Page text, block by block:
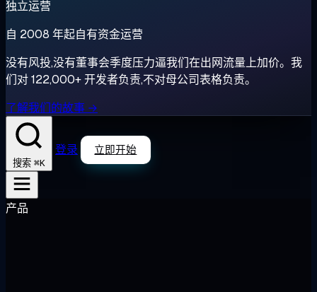
独立运营
自 2008 年起自有资金运营
没有风投,没有董事会季度压力逼我们在出网流量上加价。我
们对 122,000+ 开发者负责,不对母公司表格负责。
了解我们的故事 →
搜索 ⌘K
登录 立即开始
产品